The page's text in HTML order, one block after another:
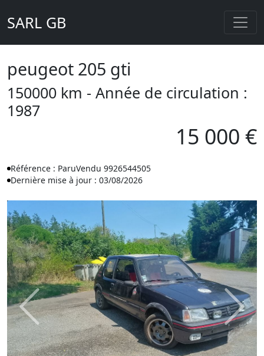
SARL GB
peugeot 205 gti
150000 km - Année de circulation :
1987
15 000 €
Référence : ParuVendu 9926544505
Dernière mise à jour : 03/08/2026
Previous Next